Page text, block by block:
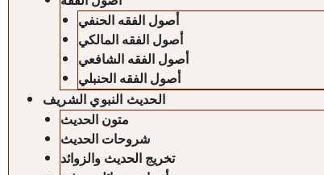
أصول الفقه الحنفي
أصول الفقه المالكي
أصول الفقه الشافعي
أصول الفقه الحنبلي
الحديث النبوي الشريف
متون الحديث
شروحات الحديث
تخريج الحديث والزوائد